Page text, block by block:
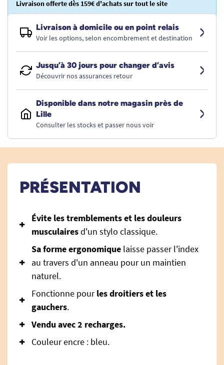
Livraison offerte dès 159€ d'achats sur tout le site
Livraison à domicile ou en point relais
Voir les options, selon encombrement et destination
Jusqu’à 30 jours pour changer d’avis
Découvrir nos assurances retour
Disponible dans notre magasin près de
Lille
Consulter les stocks et passer nous voir
PRÉSENTATION
Évite les tremblements et les douleurs
musculairesd'un stylo classique.
Sa forme ergonomique laisse passer l'index
au travers d'un anneau pour un maintien
naturel.
Fonctionne pourles droitiers et les
gauchers.
Vendu avec 2 recharges.
Couleur encre : bleu.